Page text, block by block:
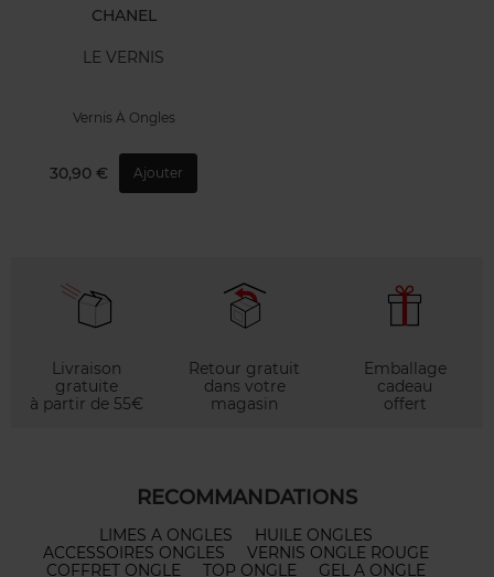
CHANEL
LE VERNIS
Vernis À Ongles
30,90 € Ajouter
Livraison
gratuite
à partir de 55€
Retour gratuit
dans votre
magasin
Emballage
cadeau
offert
RECOMMANDATIONS
LIMES A ONGLES
HUILE ONGLES
ACCESSOIRES ONGLES
VERNIS ONGLE ROUGE
COFFRET ONGLE
TOP ONGLE
GEL A ONGLE